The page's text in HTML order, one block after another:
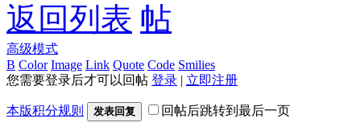
返回列表
高级模式
B Color Image Link Quote Code Smilies
您需要登录后才可以回帖 登录 | 立即注册
本版积分规则 发表回复 回帖后跳转到最后一页